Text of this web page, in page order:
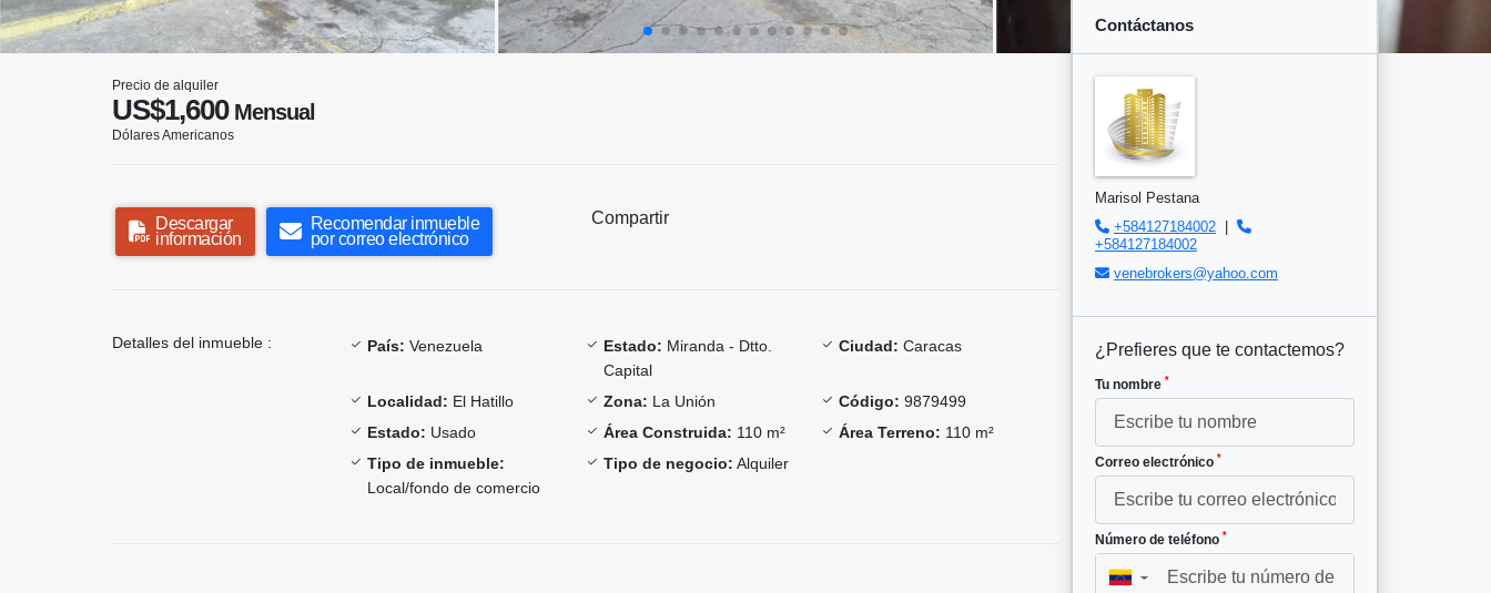
Precio de alquiler
US$1,600Mensual
Dólares Americanos
Descargar
información
Recomendar inmueble
por correo electrónico
Compartir
Detalles del inmueble : País: Venezuela Estado: Miranda - Dtto.
Capital
Ciudad: Caracas
Localidad: El Hatillo Zona: La Unión Código: 9879499
Estado: Usado Área Construida: 110 m² Área Terreno: 110 m²
Tipo de inmueble:
Local/fondo de comercio
Tipo de negocio: Alquiler
Contáctanos
Marisol Pestana
+584127184002 |
+584127184002
venebrokers@yahoo.com
¿Prefieres que te contactemos?
Tu nombre *
Correo electrónico *
Número de teléfono *
▼